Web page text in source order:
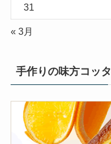
31
« 3月
手作りの味方コッタ